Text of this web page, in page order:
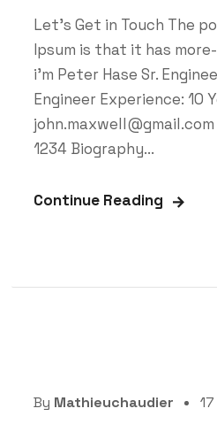
Let’s Get in Touch The
Ipsum is that it has
i'm Peter Hase Sr.
Engineer Experience: 10
1234 Biography...
Continue Reading
By Mathieuchaudier